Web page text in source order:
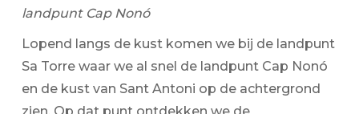
landpunt Cap Nonó
Lopend langs de kust komen we bij de landpunt
Sa Torre waar we al snel de landpunt Cap Nonó
en de kust van Sant Antoni op de achtergrond